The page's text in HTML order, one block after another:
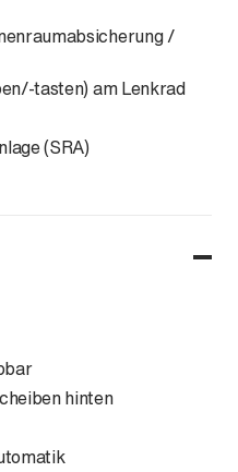
/
tasten) am Lenkrad
(SRA)
hinten